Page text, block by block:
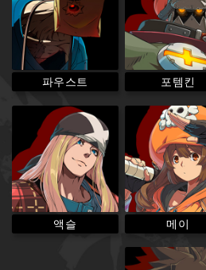
파우스트 포템킨
액슬 메이